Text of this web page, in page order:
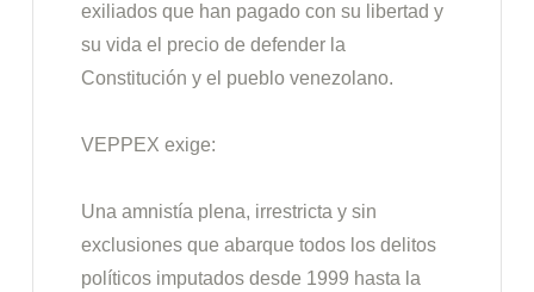
exiliados que han pagado con su libertad y
su vida el precio de defender la
Constitución y el pueblo venezolano.
VEPPEX exige:
Una amnistía plena, irrestricta y sin
exclusiones que abarque todos los delitos
políticos imputados desde 1999 hasta la